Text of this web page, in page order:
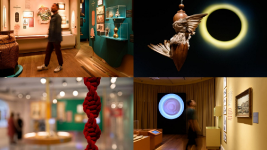
CASA PACHECO LEÃO — NISE —